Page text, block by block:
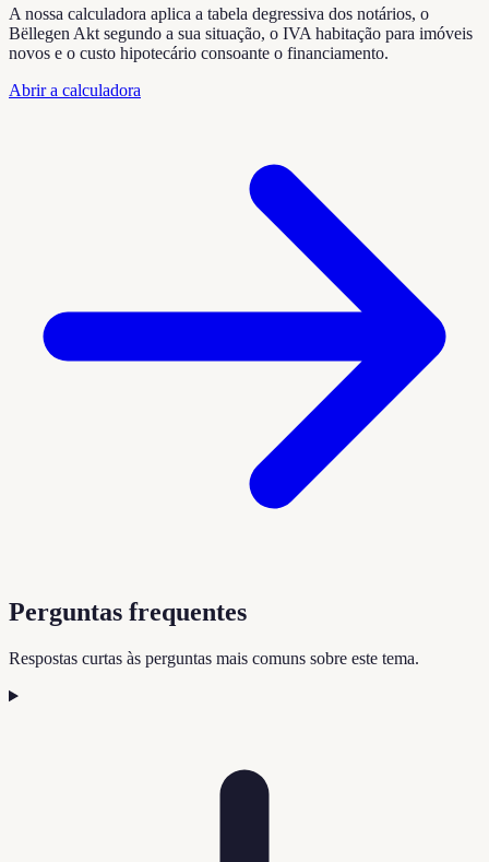
A nossa calculadora aplica a tabela degressiva dos notários, o
Bëllegen Akt segundo a sua situação, o IVA habitação para imóveis
novos e o custo hipotecário consoante o financiamento.
Abrir a calculadora
Perguntas frequentes
Respostas curtas às perguntas mais comuns sobre este tema.